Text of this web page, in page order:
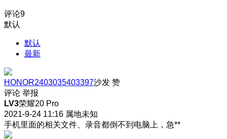
评论9
默认
默认
最新
HONOR2403035403397沙发 赞
评论 举报
LV3荣耀20 Pro
2021-9-24 11:16 属地未知
手机里面的相关文件、录音都倒不到电脑上，急**